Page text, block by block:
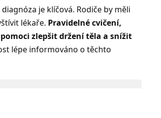
je klíčová. Rodiče by měli
lékaře. Pravidelné cvičení,
zlepšit držení těla a snížit
lépe informováno o těchto